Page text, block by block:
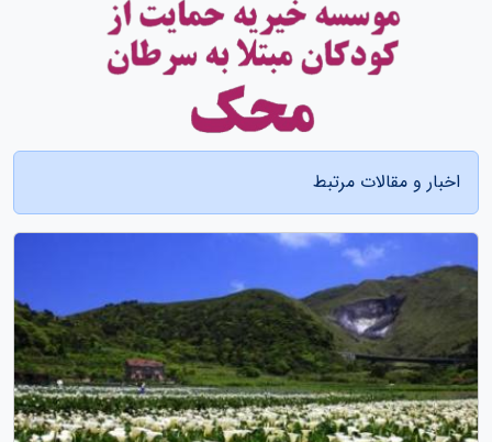
اخبار و مقالات مرتبط